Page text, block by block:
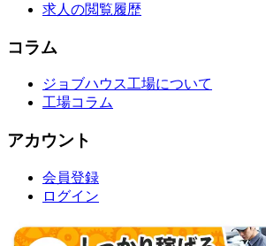
求人の閲覧履歴
コラム
ジョブハウス工場について
工場コラム
アカウント
会員登録
ログイン